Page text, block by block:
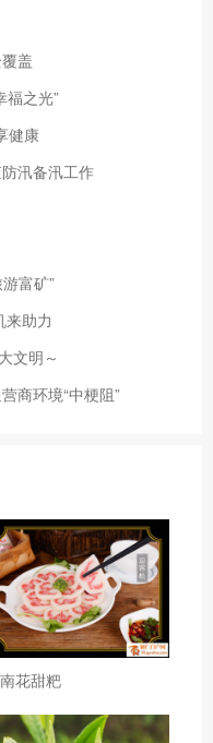
盖
福之光”
健康
汛备汛工作
富矿”
来助力
文明～
商环境“中梗阻”
花甜粑